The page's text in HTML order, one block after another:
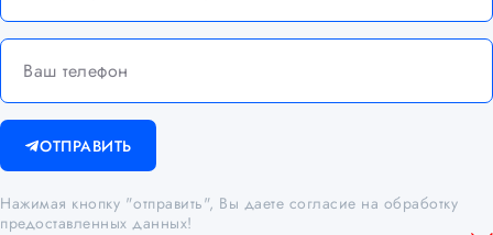
ОТПРАВИТЬ
Нажимая кнопку "отправить", Вы даете согласие на обработку
предоставленных данных!